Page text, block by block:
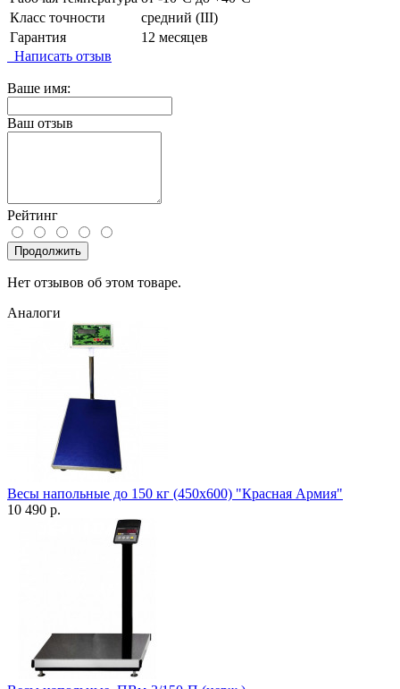
Класс точности
средний (III)
Гарантия
12 месяцев
Написать отзыв
Ваше имя:
Ваш отзыв
Рейтинг
Продолжить
Нет отзывов об этом товаре.
Аналоги
Весы напольные до 150 кг (450х600) "Красная Армия"
10 490 р.